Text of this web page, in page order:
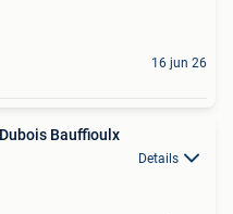
16 jun 26
Bauffioulx
Details